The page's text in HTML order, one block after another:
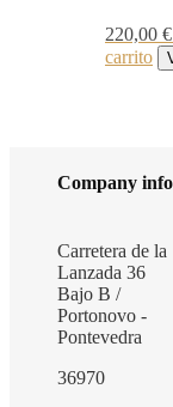
220,00 €
carrito
Company info
Carretera de la
Lanzada 36
Bajo B /
Portonovo -
Pontevedra
36970